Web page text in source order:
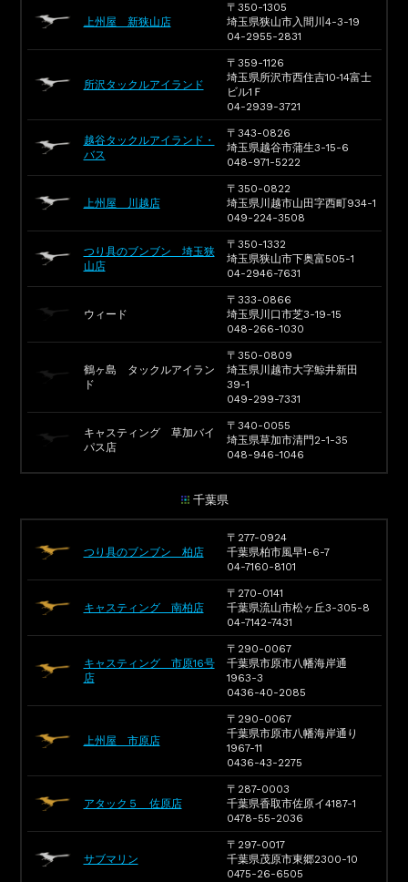
上州屋 新狭山店
〒350-1305
埼玉県狭山市入間川4-3-19
04-2955-2831
所沢タックルアイランド
〒359-1126
埼玉県所沢市西住吉10‐14富士
ビル1Ｆ
04-2939-3721
越谷タックルアイランド・
バス
〒343-0826
埼玉県越谷市蒲生3-15-6
048-971-5222
上州屋 川越店
〒350-0822
埼玉県川越市山田字西町934-1
049-224-3508
つり具のブンブン 埼玉狭
山店
〒350-1332
埼玉県狭山市下奥富505-1
04-2946-7631
ウィード
〒333-0866
埼玉県川口市芝3-19-15
048-266-1030
鶴ヶ島 タックルアイラン
ド
〒350-0809
埼玉県川越市大字鯨井新田
39-1
049-299-7331
キャスティング 草加バイ
パス店
〒340-0055
埼玉県草加市清門2-1-35
048-946-1046
千葉県
つり具のブンブン 柏店
〒277-0924
千葉県柏市風早1-6-7
04-7160-8101
キャスティング 南柏店
〒270-0141
千葉県流山市松ヶ丘3-305-8
04-7142-7431
キャスティング 市原16号
店
〒290-0067
千葉県市原市八幡海岸通
1963-3
0436-40-2085
上州屋 市原店
〒290-0067
千葉県市原市八幡海岸通り
1967-11
0436-43-2275
アタック５ 佐原店
〒287-0003
千葉県香取市佐原イ4187-1
0478-55-2036
サブマリン
〒297-0017
千葉県茂原市東郷2300-10
0475-26-6505